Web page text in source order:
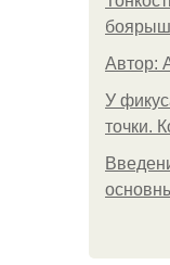
Автор:
У
точки.